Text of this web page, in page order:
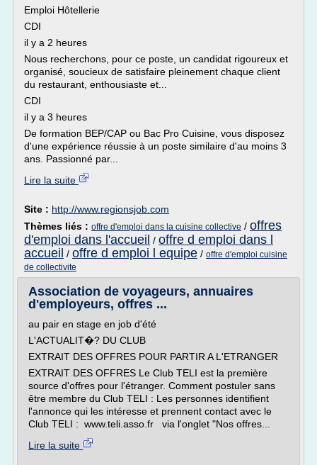
Emploi Hôtellerie
CDI
il y a 2 heures
Nous recherchons, pour ce poste, un candidat rigoureux et
organisé, soucieux de satisfaire pleinement chaque client
du restaurant, enthousiaste et...
CDI
il y a 3 heures
De formation BEP/CAP ou Bac Pro Cuisine, vous disposez
d'une expérience réussie à un poste similaire d'au moins 3
ans. Passionné par...
Lire la suite
Site : http://www.regionsjob.com
Thèmes liés : offre d'emploi dans la cuisine collective / offres
d'emploi dans l'accueil / offre d emploi dans l
accueil / offre d emploi l equipe / offre d'emploi cuisine
de collectivite
Association de voyageurs, annuaires
d'employeurs, offres ...
au pair en stage en job d'été
L'ACTUALIT�? DU CLUB
EXTRAIT DES OFFRES POUR PARTIR A L'ETRANGER
EXTRAIT DES OFFRES Le Club TELI est la première
source d'offres pour l'étranger. Comment postuler sans
être membre du Club TELI : Les personnes identifient
l'annonce qui les intéresse et prennent contact avec le
Club TELI : www.teli.asso.fr via l'onglet "Nos offres...
Lire la suite